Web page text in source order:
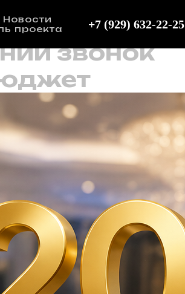
Новости
проекта +7 (929) 632-22-25
звонок